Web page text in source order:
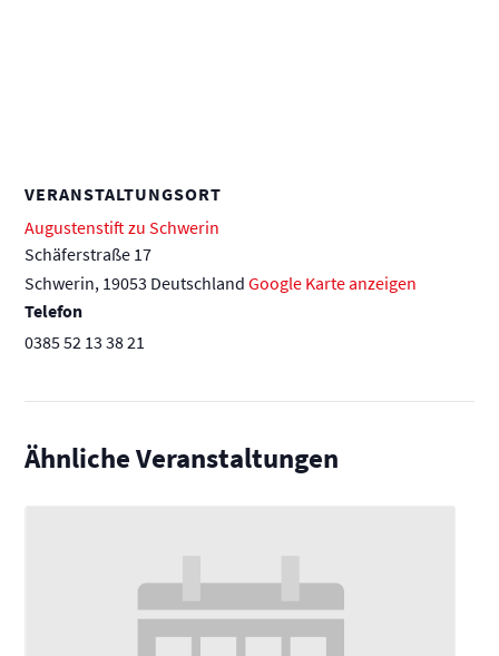
VERANSTALTUNGSORT
Augustenstift zu Schwerin
Schäferstraße 17
Schwerin, 19053 Deutschland Google Karte anzeigen
Telefon
0385 52 13 38 21
Ähnliche Veranstaltungen